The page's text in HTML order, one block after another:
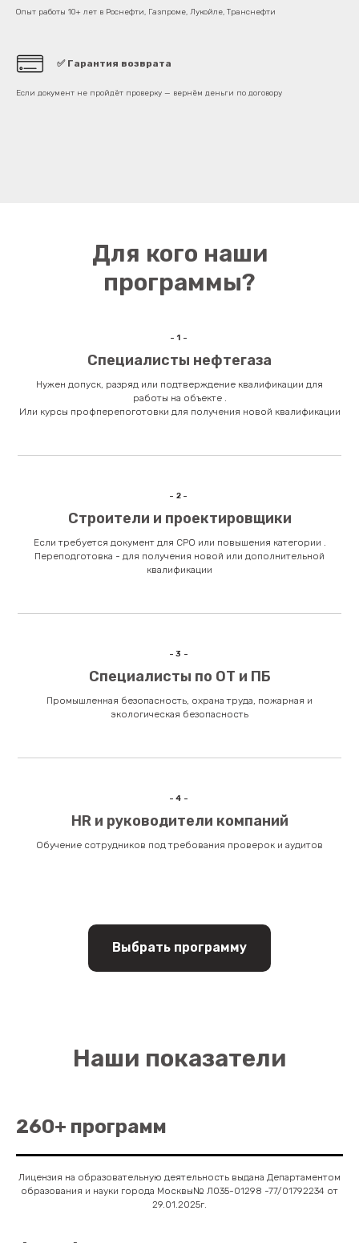
Опыт работы 10+ лет в Роснефти, Газпроме, Лукойле, Транснефти
✅ Гарантия возврата
Если документ не пройдёт проверку — вернём деньги по договору
Для кого наши
программы?
-1-
Специалисты нефтегаза
Нужен допуск, разряд или подтверждение квалификации для
работы на объекте .
Или курсы профперепоготовки для получения новой квалификации
-2-
Строители и проектировщики
Если требуется документ для СРО или повышения категории .
Переподготовка - для получения новой или дополнительной
квалификации
-3-
Специалисты по ОТ и ПБ
Промышленная безопасность, охрана труда, пожарная и
экологическая безопасность
-4-
HR и руководители компаний
Обучение сотрудников под требования проверок и аудитов
Выбрать программу
Наши показатели
260+ программ
Лицензия на образовательную деятельность выдана Департаментом
образования и науки города Москвы№ Л035-01298 -77/01792234 от
29.01.2025г.